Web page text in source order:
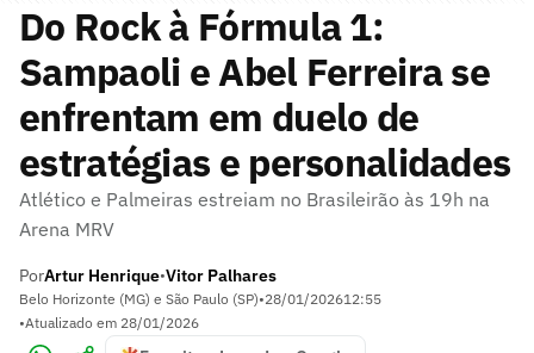
Do Rock à Fórmula 1:
Sampaoli e Abel Ferreira se
enfrentam em duelo de
estratégias e personalidades
Atlético e Palmeiras estreiam no Brasileirão às 19h na
Arena MRV
PorArtur Henrique•Vitor Palhares
Belo Horizonte (MG) e São Paulo (SP)•28/01/202612:55
•Atualizado em 28/01/2026